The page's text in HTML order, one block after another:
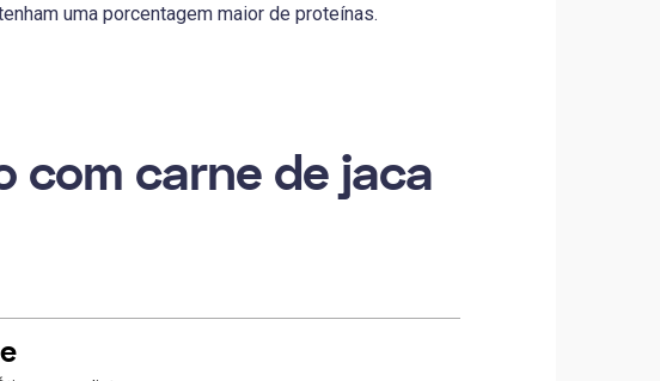
uma porcentagem maior de proteínas.
com carne de jaca